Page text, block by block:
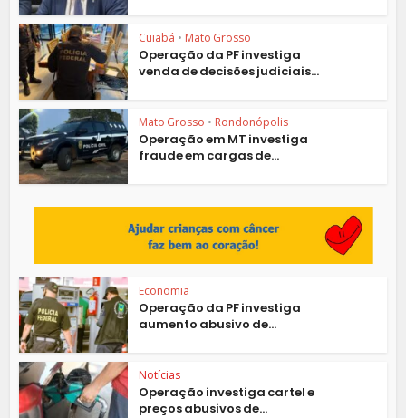
Cuiabá • Mato Grosso
Operação da PF investiga
venda de decisões judiciais...
Mato Grosso • Rondonópolis
Operação em MT investiga
fraude em cargas de...
Economia
Operação da PF investiga
aumento abusivo de...
Notícias
Operação investiga cartel e
preços abusivos de...